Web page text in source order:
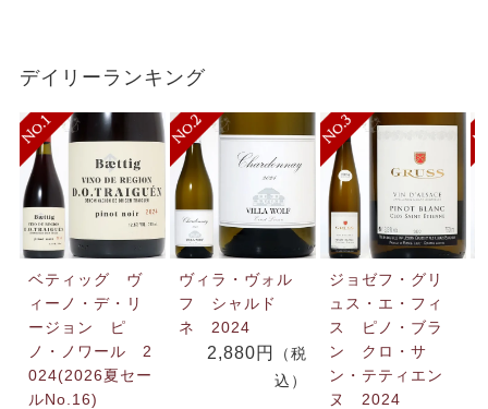
デイリーランキング
ベティッグ ヴ
ィーノ・デ・リ
ージョン ピ
ノ・ノワール 2
024(2026夏セー
ルNo.16)
ヴィラ・ヴォル
フ シャルド
ネ 2024
2,880円
（税
込）
ジョゼフ・グリ
ュス・エ・フィ
ス ピノ・ブラ
ン クロ・サ
ン・テティエン
ヌ 2024